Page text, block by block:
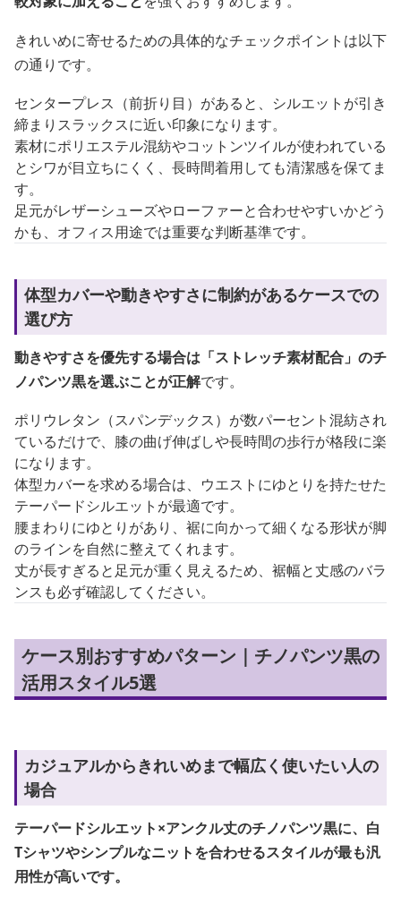
きれいめに寄せるための具体的なチェックポイントは以下
の通りです。
センタープレス（前折り目）があると、シルエットが引き
締まりスラックスに近い印象になります。
素材にポリエステル混紡やコットンツイルが使われている
とシワが目立ちにくく、長時間着用しても清潔感を保てま
す。
足元がレザーシューズやローファーと合わせやすいかどう
かも、オフィス用途では重要な判断基準です。
体型カバーや動きやすさに制約があるケースでの
選び方
動きやすさを優先する場合は「ストレッチ素材配合」のチ
ノパンツ黒を選ぶことが正解です。
ポリウレタン（スパンデックス）が数パーセント混紡され
ているだけで、膝の曲げ伸ばしや長時間の歩行が格段に楽
になります。
体型カバーを求める場合は、ウエストにゆとりを持たせた
テーパードシルエットが最適です。
腰まわりにゆとりがあり、裾に向かって細くなる形状が脚
のラインを自然に整えてくれます。
丈が長すぎると足元が重く見えるため、裾幅と丈感のバラ
ンスも必ず確認してください。
ケース別おすすめパターン｜チノパンツ黒の
活用スタイル5選
カジュアルからきれいめまで幅広く使いたい人の
場合
テーパードシルエット×アンクル丈のチノパンツ黒に、白
Tシャツやシンプルなニットを合わせるスタイルが最も汎
用性が高いです。